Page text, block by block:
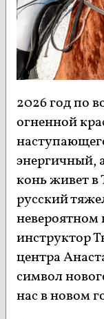
2026 год по
огненной
энергичный,
конь живет в
русский
невероятном
инструктор
центра
символ
нас в новом